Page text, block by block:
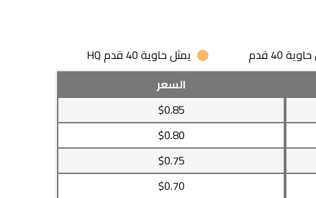
40 قدم
يمثل حاوية 40 قدم HQ
السعر
$0.85
$0.80
$0.75
$0.70